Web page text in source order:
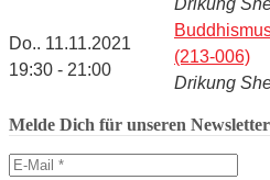
Do.. 11.11.2021
19:30 - 21:00
(213-006)
Drikung
Melde Dich für unseren